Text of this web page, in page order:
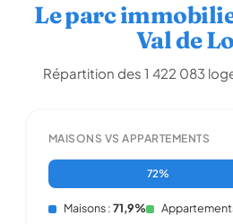
Le parc
Val de
Répartition des 1 422 083
MAISONS VS APPARTEMENTS
72%
Maisons :71,9%